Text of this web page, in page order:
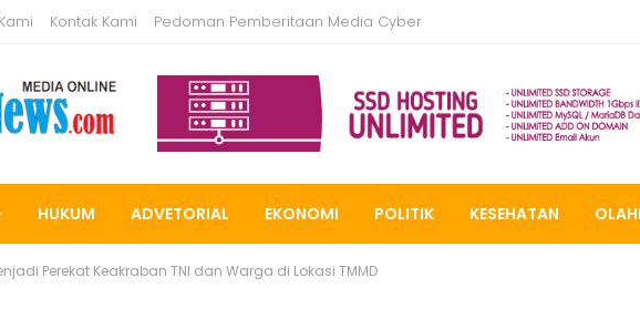
Kontak Kami Pedoman Pemberitaan Media Cyber
HUKUM ADVETORIAL EKONOMI POLITIK KESEHATAN
Perekat Keakraban TNI dan Warga di Lokasi TMMD